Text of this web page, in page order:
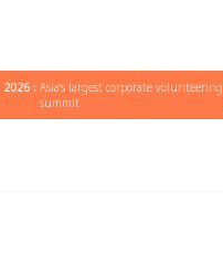
2026 :Asia's largest corporate volunteering
summit